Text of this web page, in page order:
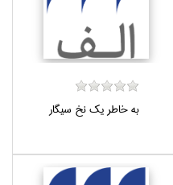
به خاطر يك نخ سيگار